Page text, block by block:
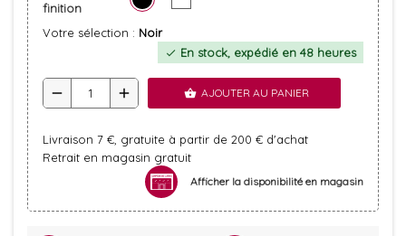
finition
Votre sélection : Noir
check En stock, expédié en 48 heures
remove add shopping_basket AJOUTER AU PANIER
Livraison 7 €, gratuite à partir de 200 € d'achat
Retrait en magasin gratuit
Afficher la disponibilité en magasin